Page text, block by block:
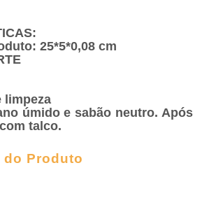
25*5*0,08 cm
limpeza
úmido e sabão neutro. Após
talco.
do Produto